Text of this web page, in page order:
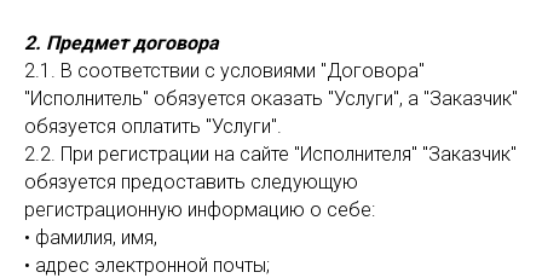
2. Предмет договора
2.1. В соответствии с условиями "Договора"
"Исполнитель" обязуется оказать "Услуги", а "Заказчик"
обязуется оплатить "Услуги".
2.2. При регистрации на сайте "Исполнителя" "Заказчик"
обязуется предоставить следующую
регистрационную информацию о себе:
• фамилия, имя,
• адрес электронной почты;